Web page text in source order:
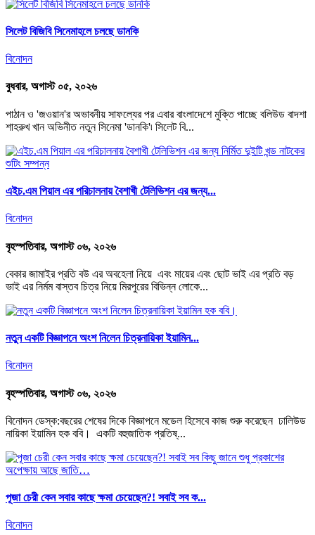
সিলেট বিজিবি সিনেমাহলে চলছে ডানকি
বিনোদন
বুধবার, অগাস্ট ০৫, ২০২৬
পাঠান ও 'জওয়ান'র অভাবনীয় সাফল্যের পর এবার বাংলাদেশে মুক্তি পাচ্ছে বলিউড বাদশা
শাহরুখ খান অভিনীত নতুন সিনেমা 'ডানকি'৷ সিলেট বি...
এইচ.এম পিয়াল এর পরিচালনায় বৈশাখী টেলিভিশন এর জন্য...
বিনোদন
বৃহস্পতিবার, অগাস্ট ০৬, ২০২৬
বেকার জামাইর প্রতি বউ এর অবহেলা নিয়ে এবং মায়ের এবং ছোট ভাই এর প্রতি বড়
ভাই এর নির্মম বাস্তব চিত্র নিয়ে মিরপুরের বিভিন্ন লোকে...
নতুন একটি বিজ্ঞাপনে অংশ নিলেন চিত্রনায়িকা ইয়ামিন...
বিনোদন
বৃহস্পতিবার, অগাস্ট ০৬, ২০২৬
বিনোদন ডেস্ক:বছরের শেষের দিকে বিজ্ঞাপনে মডেল হিসেবে কাজ শুরু করেছেন ঢালিউড
নায়িকা ইয়ামিন হক ববি। একটি বহুজাতিক প্রতিষ্...
পূজা চেরী কেন সবার কাছে ক্ষমা চেয়েছেন?! সবাই সব ক...
বিনোদন